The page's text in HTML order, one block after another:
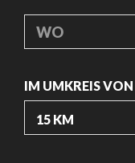
WO
IM UMKREIS VON